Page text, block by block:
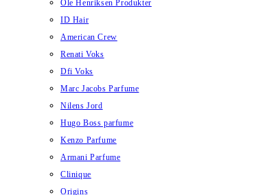
Ole Henriksen Produkter
ID Hair
American Crew
Renati Voks
Dfi Voks
Marc Jacobs Parfume
Nilens Jord
Hugo Boss parfume
Kenzo Parfume
Armani Parfume
Clinique
Origins